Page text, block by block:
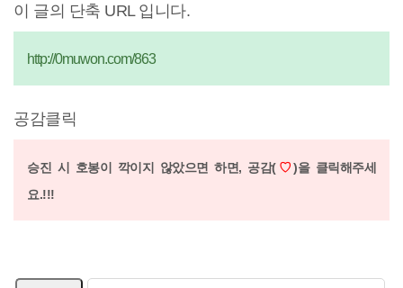
이 글의 단축 URL 입니다.
http://0muwon.com/863
공감클릭
승진 시 호봉이 깍이지 않았으면 하면, 공감(♡)을 클릭해주세
요.!!!